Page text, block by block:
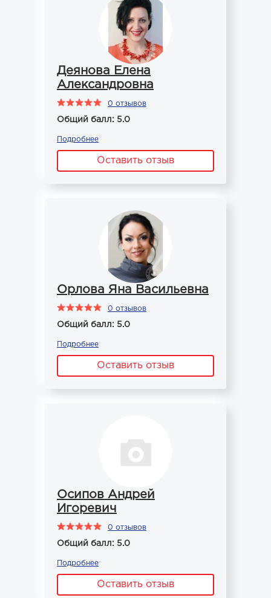
Деянова Елена
Александровна
0 отзывов
Общий балл: 5.0
Подробнее
Оставить отзыв
Орлова Яна Васильевна
0 отзывов
Общий балл: 5.0
Подробнее
Оставить отзыв
Осипов Андрей
Игоревич
0 отзывов
Общий балл: 5.0
Подробнее
Оставить отзыв